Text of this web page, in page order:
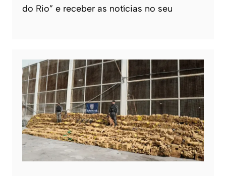
do Rio” e receber as notícias no seu